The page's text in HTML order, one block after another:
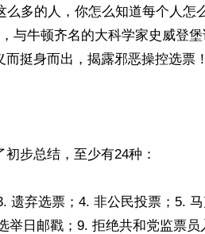
么多的人，你怎么知道每个人怎
与牛顿齐名的大科学家史威登
挺身而出，揭露邪恶操控选票！
步总结，至少有24种：
遗弃选票；4. 非公民投票；5.
举日邮戳；9. 拒绝共和党监票